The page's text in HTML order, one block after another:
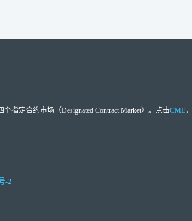
指定合约市场（Designated Contract Market）。点击CME，
-2